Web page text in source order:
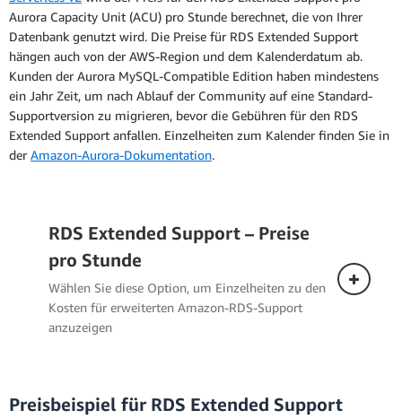
Aurora Capacity Unit (ACU) pro Stunde berechnet, die von Ihrer
Datenbank genutzt wird. Die Preise für RDS Extended Support
hängen auch von der AWS-Region und dem Kalenderdatum ab.
Kunden der Aurora MySQL-Compatible Edition haben mindestens
ein Jahr Zeit, um nach Ablauf der Community auf eine Standard-
Supportversion zu migrieren, bevor die Gebühren für den RDS
Extended Support anfallen. Einzelheiten zum Kalender finden Sie in
der Amazon-Aurora-Dokumentation.
RDS Extended Support – Preise
pro Stunde
Wählen Sie diese Option, um Einzelheiten zu den
Kosten für erweiterten Amazon-RDS-Support
anzuzeigen
Preisbeispiel für RDS Extended Support